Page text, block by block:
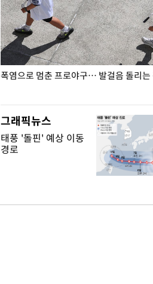
폭염으로 멈춘 프로야구… 발걸음 돌리는
그래픽뉴스
태풍 '돌핀' 예상 이동
경로